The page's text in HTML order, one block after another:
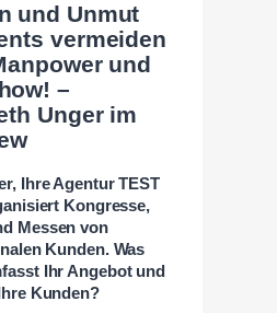
und Unmut
vermeiden
und
–
Unger im
Ihre Agentur TEST
Kongresse,
Messen von
Kunden. Was
Ihr Angebot und
Kunden?